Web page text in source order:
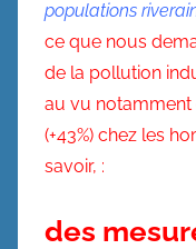
populations
ce que nous
de la pollution
au vu
(+43%) chez les
savoir, :
des